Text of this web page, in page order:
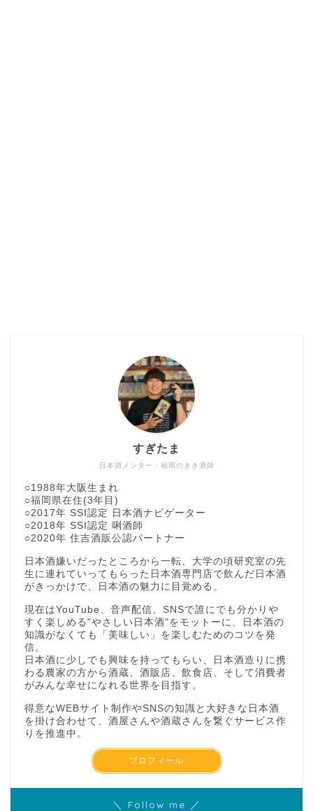
日本酒メンター・福岡のきき酒師
すぎたま
○1988年大阪生まれ
○福岡県在住(3年目)
○2017年 SSI認定 日本酒ナビゲーター
○2018年 SSI認定 唎酒師
○2020年 住吉酒販公認パートナー
日本酒嫌いだったところから一転、大学の頃研究室の先
生に連れていってもらった日本酒専門店で飲んだ日本酒
がきっかけで、日本酒の魅力に目覚める。
現在はYouTube、音声配信、SNSで誰にでも分かりや
すく楽しめる"やさしい日本酒"をモットーに、日本酒の
知識がなくても「美味しい」を楽しむためのコツを発
信。
日本酒に少しでも興味を持ってもらい、日本酒造りに携
わる農家の方から酒蔵、酒販店、飲食店、そして消費者
がみんな幸せになれる世界を目指す。
得意なWEBサイト制作やSNSの知識と大好きな日本酒
を掛け合わせて、酒屋さんや酒蔵さんを繋ぐサービス作
りを推進中。
プロフィール
＼ Follow me ／